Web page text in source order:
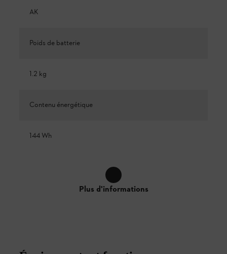
AK
Poids de batterie
1.2 kg
Contenu énergétique
144 Wh
Plus d'informations